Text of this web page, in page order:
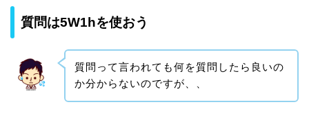
質問は5W1hを使おう
質問って言われても何を質問したら良いの
か分からないのですが、、